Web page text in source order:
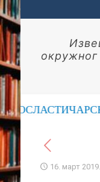
16. март 2019.